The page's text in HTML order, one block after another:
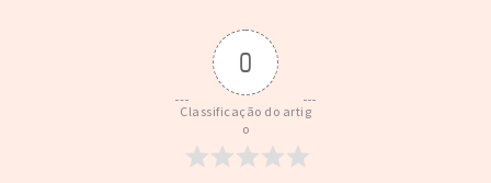
0
Classificação do artig
o